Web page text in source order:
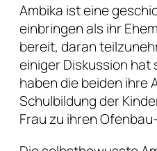
Ambika ist eine
einbringen als ihr
bereit, daran
einiger Diskussion hat
haben die beiden ihre
Schulbildung der
Frau zu ihren